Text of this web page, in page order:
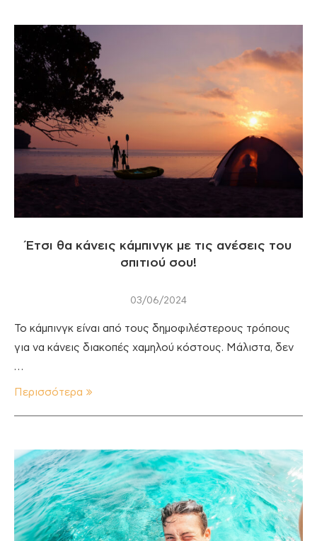
Έτσι θα κάνεις κάμπινγκ με τις ανέσεις του
σπιτιού σου!
03/06/2024
To κάμπινγκ είναι από τους δημοφιλέστερους τρόπους
για να κάνεις διακοπές χαμηλού κόστους. Μάλιστα, δεν
…
Περισσότερα